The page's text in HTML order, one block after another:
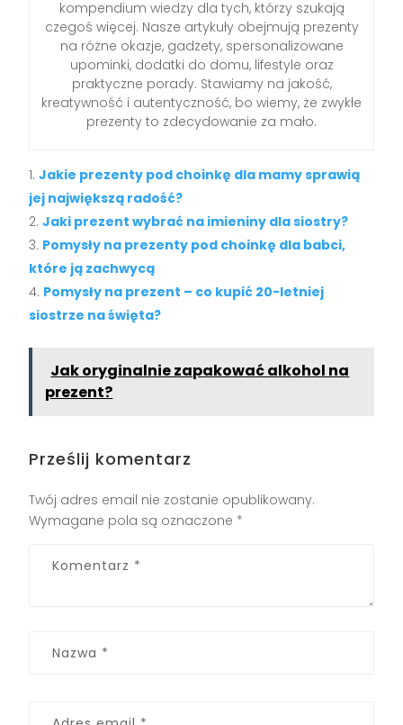
kompendium wiedzy dla tych, którzy szukają
czegoś więcej. Nasze artykuły obejmują prezenty
na różne okazje, gadżety, spersonalizowane
upominki, dodatki do domu, lifestyle oraz
praktyczne porady. Stawiamy na jakość,
kreatywność i autentyczność, bo wiemy, że zwykłe
prezenty to zdecydowanie za mało.
Jakie prezenty pod choinkę dla mamy sprawią
jej największą radość?
Jaki prezent wybrać na imieniny dla siostry?
Pomysły na prezenty pod choinkę dla babci,
które ją zachwycą
Pomysły na prezent – co kupić 20-letniej
siostrze na święta?
Jak oryginalnie zapakować alkohol na
prezent?
Prześlij komentarz
Twój adres email nie zostanie opublikowany.
Wymagane pola są oznaczone *